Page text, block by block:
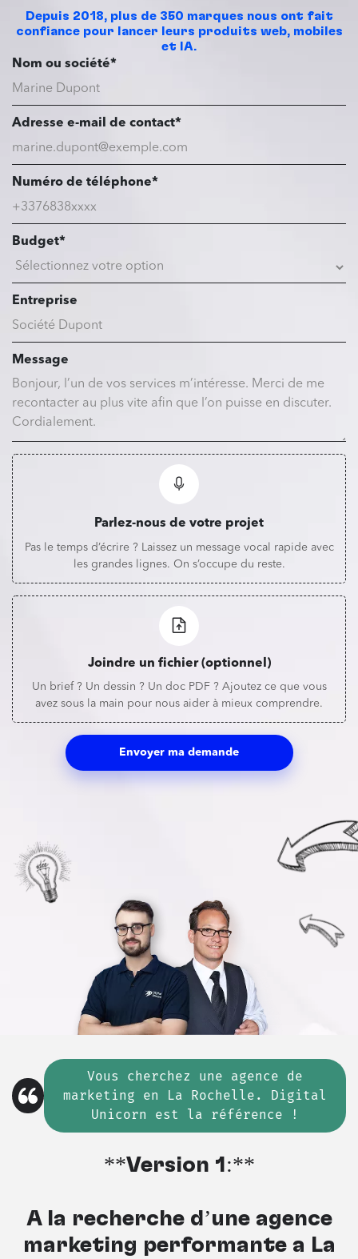
Depuis 2018, plus de 350 marques nous ont fait
confiance pour lancer leurs produits web, mobiles
et IA.
Nom ou société*
Adresse e-mail de contact*
Numéro de téléphone*
Budget*
Entreprise
Message
Parlez-nous de votre projet
Pas le temps d’écrire ? Laissez un message vocal rapide avec
les grandes lignes. On s’occupe du reste.
Joindre un fichier (optionnel)
Un brief ? Un dessin ? Un doc PDF ? Ajoutez ce que vous
avez sous la main pour nous aider à mieux comprendre.
Envoyer ma demande
Vous cherchez une agence de
marketing en La Rochelle. Digital
Unicorn est la référence !
**Version 1:**
À la recherche d’une agence
marketing performante à La